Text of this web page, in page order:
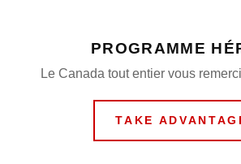
PROGRAMME
Le Canada tout entier vous
TAKE